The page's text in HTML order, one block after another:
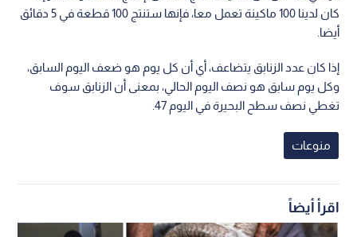
كان لدينا 100 ماكينة تعمل معا، فإنها ستنتج 100 قطعة في 5 دقائق
أيضا.
إذا كان عدد الزنابق يتضاعف، أي أن كل يوم هو ضعف اليوم السابق،
وكل يوم سابق هو نصف اليوم الحالي، بمعنى أن الزنابق سوف
تغطي نصف سطح البحيرة في اليوم 47.
منوعات
اقرأ أيضاً